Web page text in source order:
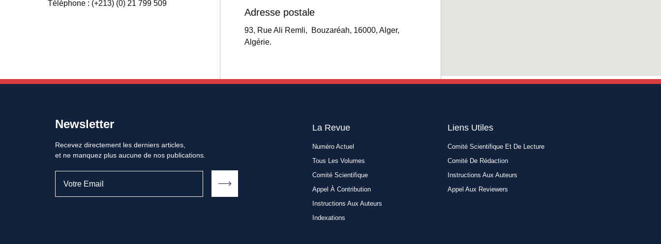
Téléphone : (+213) (0) 21 799 509
Adresse postale
93, Rue Ali Remli, Bouzaréah, 16000, Alger,
Algérie.
Newsletter
Recevez directement les derniers articles,
et ne manquez plus aucune de nos publications.
La Revue
Numéro Actuel
Tous Les Volumes
Comité Scientifique
Appel À Contribution
Instructions Aux Auteurs
Indexations
Liens Utiles​
Comité Scientifique Et De Lecture
Comité De Rédaction
Instructions Aux Auteurs
Appel Aux Reviewers